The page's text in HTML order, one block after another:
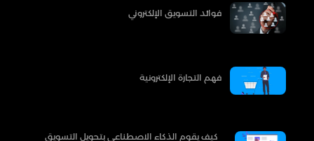
فوائد التسويق الإلكتروني
فهم التجارة الإلكترونية
كيف يقوم الذكاء الاصطناعي بتحويل التسويق